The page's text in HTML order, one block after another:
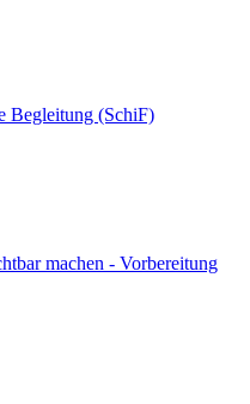
Begleitung (SchiF)
machen - Vorbereitung